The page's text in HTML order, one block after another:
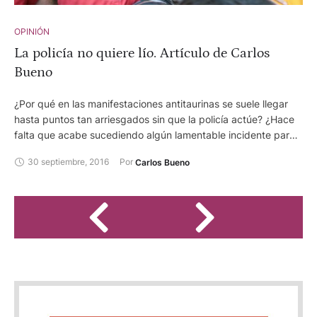
OPINIÓN
La policía no quiere lío. Artículo de Carlos
Bueno
¿Por qué en las manifestaciones antitaurinas se suele llegar
hasta puntos tan arriesgados sin que la policía actúe? ¿Hace
falta que acabe sucediendo algún lamentable incidente para
no impera la lógica, que no es otra que hacer cumplir la ley?
interno o viene marcado por instancias políticas. Cabría
preguntarse si los agentes no quieren lío con los
manifestantes o con los políticos. Posiblemente ese sea el
30 septiembre, 2016 Por Carlos Bueno